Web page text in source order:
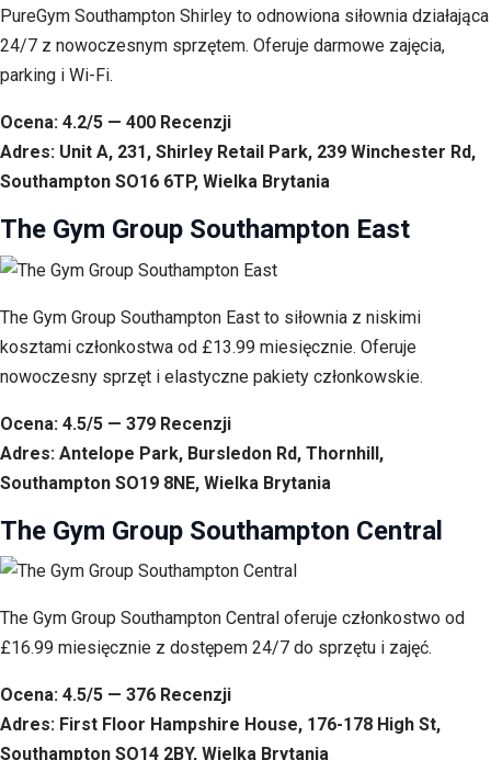
PureGym Southampton Shirley to odnowiona siłownia działająca
24/7 z nowoczesnym sprzętem. Oferuje darmowe zajęcia,
parking i Wi-Fi.
Ocena: 4.2/5 — 400 Recenzji
Adres: Unit A, 231, Shirley Retail Park, 239 Winchester Rd,
Southampton SO16 6TP, Wielka Brytania
The Gym Group Southampton East
The Gym Group Southampton East to siłownia z niskimi
kosztami członkostwa od £13.99 miesięcznie. Oferuje
nowoczesny sprzęt i elastyczne pakiety członkowskie.
Ocena: 4.5/5 — 379 Recenzji
Adres: Antelope Park, Bursledon Rd, Thornhill,
Southampton SO19 8NE, Wielka Brytania
The Gym Group Southampton Central
The Gym Group Southampton Central oferuje członkostwo od
£16.99 miesięcznie z dostępem 24/7 do sprzętu i zajęć.
Ocena: 4.5/5 — 376 Recenzji
Adres: First Floor Hampshire House, 176-178 High St,
Southampton SO14 2BY, Wielka Brytania